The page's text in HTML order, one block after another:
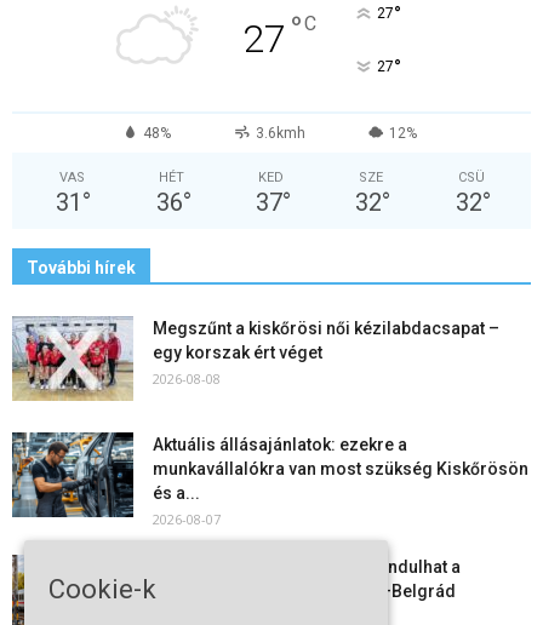
27 °C 27°
27°
48% 3.6kmh 12%
VAS
31 °
HÉT
36°
KED
37°
SZE
32°
CSÜ
32°
További hírek
Megszűnt a kiskőrösi női kézilabdacsapat –
egy korszak ért véget
2026-08-08
Aktuális állásajánlatok: ezekre a
munkavállalókra van most szükség Kiskőrösön
és a...
2026-08-07
Vitézy Dávid: már ősszel újraindulhat a
személyszállítás a Budapest–Belgrád
Cookie-k